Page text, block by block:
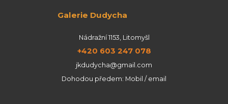
Galerie Dudycha
Nádražní 1153, Litomyšl
+420 603 247 078
jkdudycha@gmail.com
Dohodou předem: Mobil / email